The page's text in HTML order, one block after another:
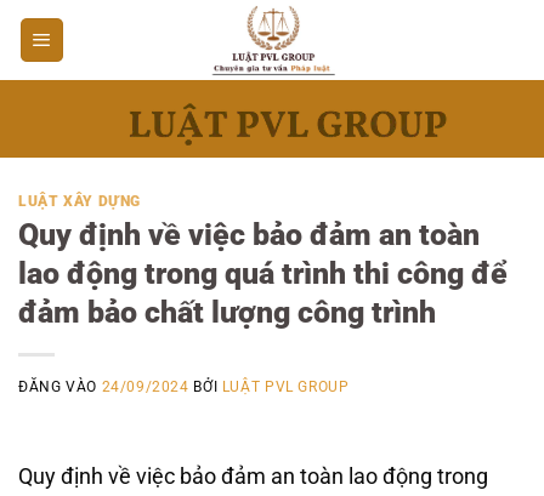
Bỏ
qua
nội
LUẬT XÂY DỰNG
Quy định về việc bảo đảm an toàn
lao động trong quá trình thi công để
đảm bảo chất lượng công trình
ĐĂNG VÀO 24/09/2024 BỞI LUẬT PVL GROUP
Quy định về việc bảo đảm an toàn lao động trong